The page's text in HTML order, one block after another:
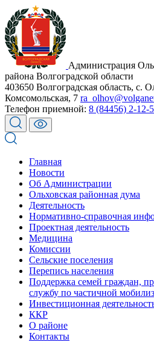
Администрация
района Волгоградской области
403650 Волгоградская область, с.
Комсомольская, 7
Телефон приемной: 8 (84456) 2-12-
Главная
Новости
Об Администрации
Ольховская районная дума
Деятельность
Нормативно-справочная
Проектная деятельность
Медицина
Комиссии
Сельские поселения
Перепись населения
Поддержка семей граждан,
службу по частичной
Инвестиционная
ККР
О районе
Контакты